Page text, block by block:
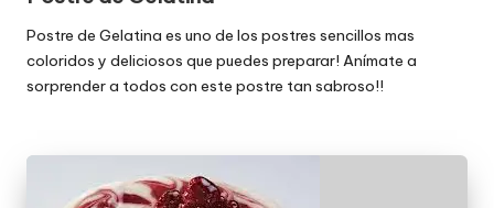
Postre de Gelatina es uno de los postres sencillos mas
coloridos y deliciosos que puedes preparar! Anímate a
sorprender a todos con este postre tan sabroso!!